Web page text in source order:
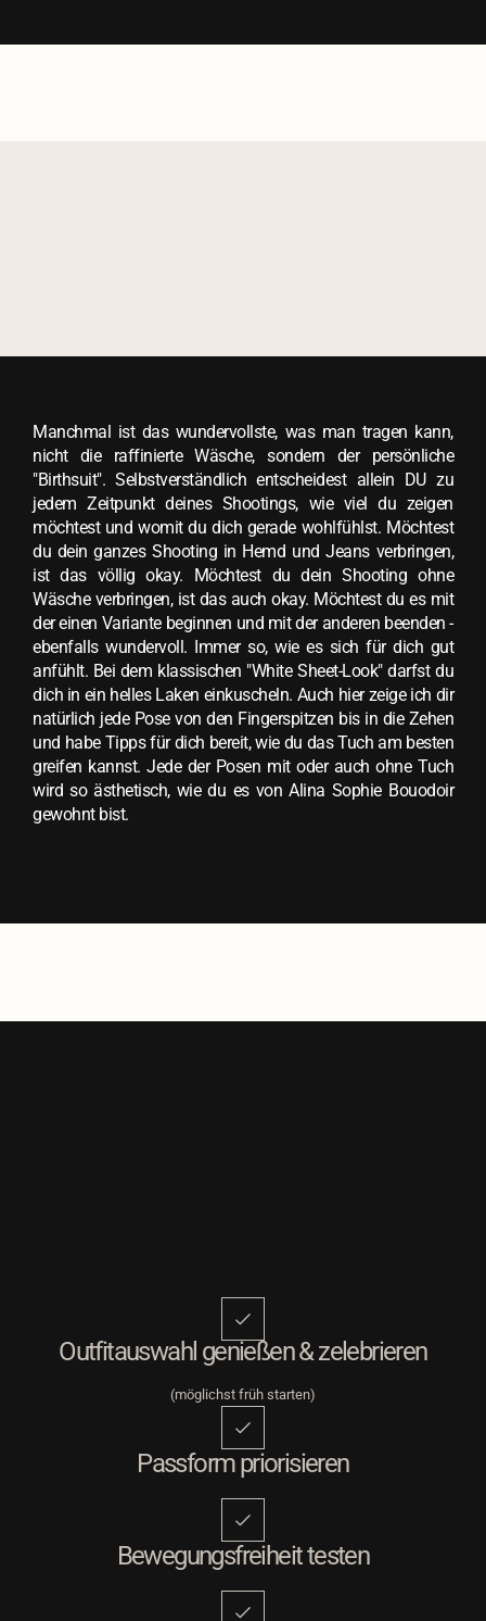
Manchmal ist das wundervollste, was man tragen kann,
nicht die raffinierte Wäsche, sondern der persönliche
"Birthsuit". Selbstverständlich entscheidest allein DU zu
jedem Zeitpunkt deines Shootings, wie viel du zeigen
möchtest und womit du dich gerade wohlfühlst. Möchtest
du dein ganzes Shooting in Hemd und Jeans verbringen,
ist das völlig okay. Möchtest du dein Shooting ohne
Wäsche verbringen, ist das auch okay. Möchtest du es mit
der einen Variante beginnen und mit der anderen beenden -
ebenfalls wundervoll. Immer so, wie es sich für dich gut
anfühlt. Bei dem klassischen "White Sheet-Look" darfst du
dich in ein helles Laken einkuscheln. Auch hier zeige ich dir
natürlich jede Pose von den Fingerspitzen bis in die Zehen
und habe Tipps für dich bereit, wie du das Tuch am besten
greifen kannst. Jede der Posen mit oder auch ohne Tuch
wird so ästhetisch, wie du es von Alina Sophie Bouodoir
gewohnt bist.
Outfitauswahl genießen & zelebrieren
(möglichst früh starten)
Passform priorisieren
Bewegungsfreiheit testen